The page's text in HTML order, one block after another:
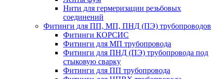
Нити для гермеризации резьбовых
соединений
Фитинги для ПП, МП, ПНД (ПЭ) трубопроводов
Фитинги КОРСИС
Фитинги для МП трубопровода
Фитинги для ПНД (ПЭ) трубопровода под
стыковую сварку
Фитинги для ПП трубопровода